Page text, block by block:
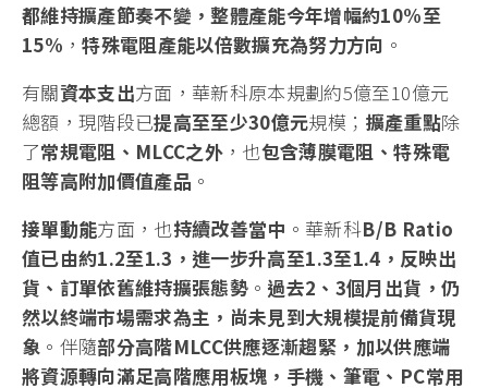
都維持擴產節奏不變，整體產能今年增幅約10%至
15% ，特殊電阻產能以倍數擴充為努力方向 。
有關資本支出方面，華新科原本規劃約5億至10億元
總額，現階段已提高至至少30億元規模； 擴產重點除
了常規電阻、 MLCC之外 ，也包含薄膜電阻、特殊電
阻等高附加價值產品 。
接單動能方面，也持續改善當中 。華新科B/B Ratio
值已由約1.2至1.3 ，進一步升高至1.3至1.4 ，反映出
貨、訂單依舊維持擴張態勢 。 過去2 、 3個月出貨，仍
然以終端市場需求為主，尚未見到大規模提前備貨現
象 。伴隨部分高階MLCC供應逐漸趨緊，加以供應端
將資源轉向滿足高階應用板塊，手機、筆電、 PC常用